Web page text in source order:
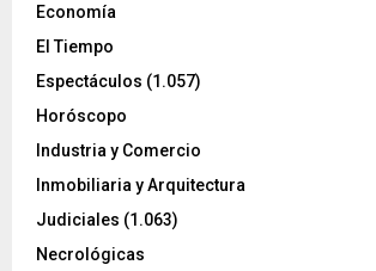
Economía
El Tiempo
Espectáculos (1.057)
Horóscopo
Industria y Comercio
Inmobiliaria y Arquitectura
Judiciales (1.063)
Necrológicas